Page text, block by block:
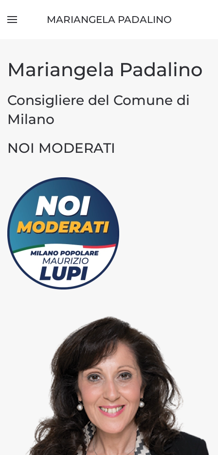
Skip to main content
MARIANGELA PADALINO
Mariangela Padalino
Consigliere del Comune di
Milano
NOI MODERATI